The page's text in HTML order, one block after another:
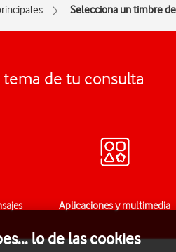
Selecciona un timbre
tema de tu consulta
Aplicaciones y multimedia
lo de las cookies